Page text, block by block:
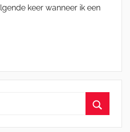
keer wanneer ik een